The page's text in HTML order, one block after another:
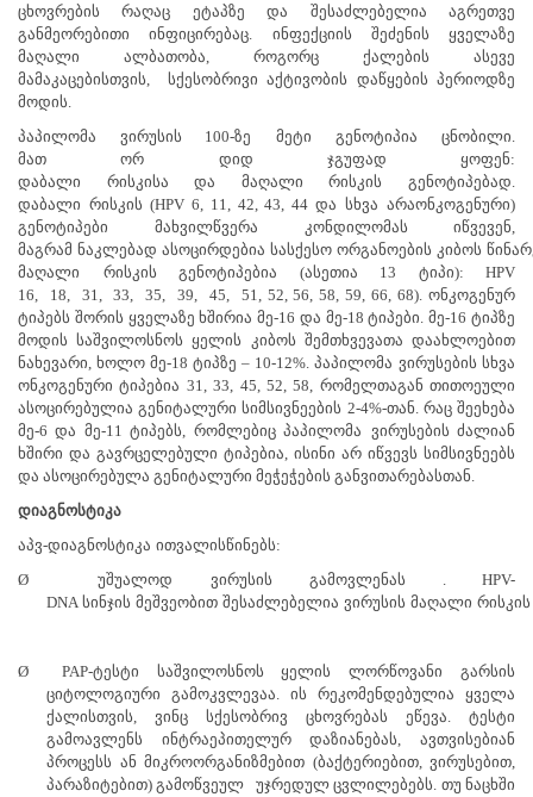
ცხოვრების რაღაც ეტაპზე და შესაძლებელია აგრეთვე
განმეორებითი ინფიცირებაც. ინფექციის შეძენის ყველაზე
მაღალი ალბათობა, როგორც ქალების ასევე
მამაკაცებისთვის,
სქესობრივი აქტივობის დაწყების პერიოდზე
მოდის.
პაპილომა
ვირუსის 100-ზე მეტი გენოტიპია
ცნობილი.
მათ
ორ დიდ ჯგუფად
ყოფენ:
დაბალი
რისკისა და მაღალი რისკის
გენოტიპებად.
დაბალი რისკის (HPV 6, 11, 42, 43, 44 და სხვა არაონკოგენური)
გენოტიპები
მახვილწვერა კონდილომას იწვევენ,
მაგრამ ნაკლებად ასოცირდებია სასქესო ორგანოების კიბოს
მაღალი
რისკის გენოტიპებია (ასეთია 13 ტიპი): HPV
16,
18, 31, 33, 35, 39, 45,
51, 52, 56, 58, 59, 66, 68). ონკოგენურ
ტიპებს შორის ყველაზე ხშირია მე-16 და მე-18 ტიპები. მე-16 ტიპზე
მოდის საშვილოსნოს ყელის კიბოს შემთხვევათა დაახლოებით
ნახევარი, ხოლო მე-18 ტიპზე – 10-12%. პაპილომა ვირუსების სხვა
ონკოგენური ტიპებია 31, 33, 45, 52, 58, რომელთაგან თითოეული
ასოცირებულია გენიტალური სიმსივნეების 2-4%-თან. რაც შეეხება
მე-6 და მე-11 ტიპებს, რომლებიც პაპილომა ვირუსების ძალიან
ხშირი და გავრცელებული ტიპებია, ისინი არ იწვევს სიმსივნეებს
და ასოცირებულა გენიტალური მეჭეჭების განვითარებასთან.
დიაგნოსტიკა
აპვ-დიაგნოსტიკა ითვალისწინებს:
Ø
უშუალოდ ვირუსის გამოვლენას
. HPV-
DNA სინჯის მეშვეობით შესაძლებელია ვირუსის მაღალი რისკის
Ø
PAP-ტესტი საშვილოსნოს ყელის ლორწოვანი გარსის
ციტოლოგიური გამოკვლევაა. ის რეკომენდებულია ყველა
ქალისთვის, ვინც სქესობრივ ცხოვრებას ეწევა. ტესტი
გამოავლენს ინტრაეპითელურ დაზიანებას, ავთვისებიან
პროცესს ან მიკროორგანიზმებით (ბაქტერიებით, ვირუსებით,
პარაზიტებით) გამოწვეულ
უჯრედულ ცვლილებებს. თუ ნაცხში